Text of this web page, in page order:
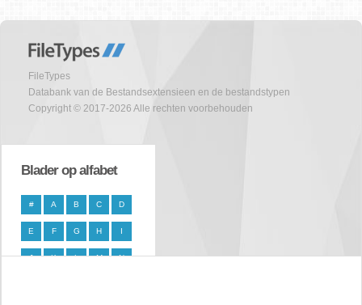
FileTypes
Databank van de Bestandsextensieen en de bestandstypen
Copyright © 2017-2026 Alle rechten voorbehouden
Blader op alfabet
# A B C D
E F G H I
J K L M N